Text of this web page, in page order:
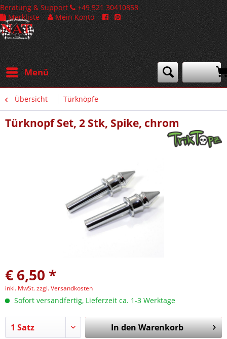
Beratung & Support
+49 521 30410858
Merkliste
Mein Konto
Menü
Übersicht Türknöpfe
Türknopf Set, 2 Stk, Spike, chrom
€ 6,50 *
inkl. MwSt.zzgl. Versandkosten
Sofort versandfertig, Lieferzeit ca. 1-3 Werktage
In denWarenkorb